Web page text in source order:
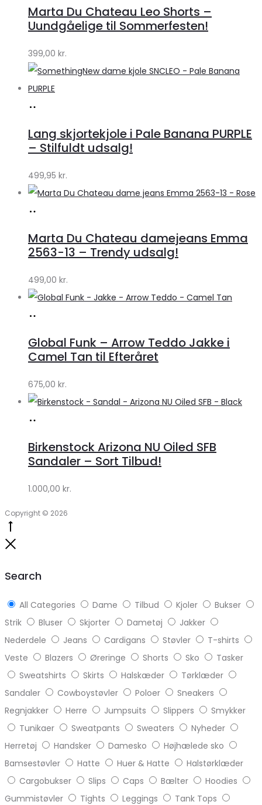
Klædeskabet.dk
Marta Du Chateau Leo Shorts –
Uundgåelige til Sommerfesten!
399,00 kr.
Klædeskabet.dk
Lang skjortekjole i Pale Banana PURPLE
– Stilfuldt udsalg!
499,95 kr.
Klædeskabet.dk
Marta Du Chateau damejeans Emma
2563-13 – Trendy udsalg!
499,00 kr.
Lykke
Lykke
Global Funk – Arrow Teddo Jakke i
Camel Tan til Efteråret
675,00 kr.
Lykke
Lykke
Birkenstock Arizona NU Oiled SFB
Sandaler – Sort Tilbud!
1.000,00 kr.
Copyright © 2026
Search
All Categories Dame Tilbud Kjoler
Bukser
Strik
Bluser Skjorter Dametøj
Jakker
Nederdele
Jeans Cardigans Støvler
T-shirts
Veste
Blazers Øreringe Shorts Sko
Tasker
Sweatshirts
Skirts Halskæder
Tørklæder
Sandaler
Cowboystøvler Poloer
Sneakers
Regnjakker
Herre Jumpsuits Slippers
Smykker
Tunikaer
Sweatpants Sweaters
Nyheder
Herretøj
Handsker Damesko
Højhælede sko
Bamsestøvler
Hatte Huer & Hatte
Halstørklæder
Cargobukser
Slips Caps Bælter
Hoodies
Gummistøvler
Tights Leggings
Tank Tops